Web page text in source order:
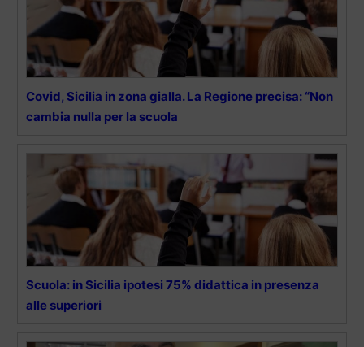
Covid, Sicilia in zona gialla. La Regione precisa: “Non
cambia nulla per la scuola
Scuola: in Sicilia ipotesi 75% didattica in presenza
alle superiori